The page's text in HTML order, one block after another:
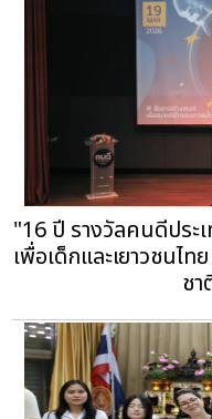
"16 ปี รางวัลคนดีประ
เพื่อเด็กและเยาวชนไ
ช